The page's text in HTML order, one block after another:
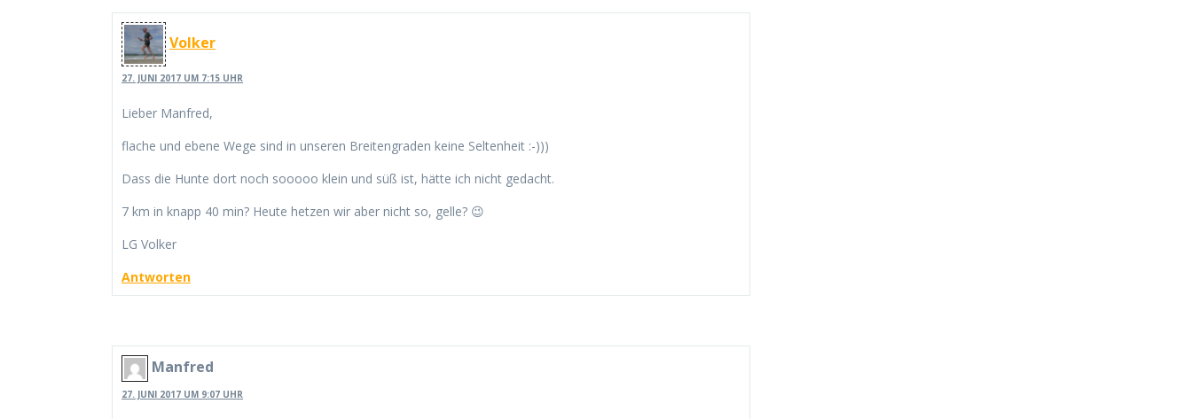
Volker
27. JUNI 2017 UM 7:15 UHR
Lieber Manfred,
flache und ebene Wege sind in unseren Breitengraden keine Seltenheit :-)))
Dass die Hunte dort noch sooooo klein und süß ist, hätte ich nicht gedacht.
7 km in knapp 40 min? Heute hetzen wir aber nicht so, gelle? 😉
LG Volker
Antworten
Manfred
27. JUNI 2017 UM 9:07 UHR